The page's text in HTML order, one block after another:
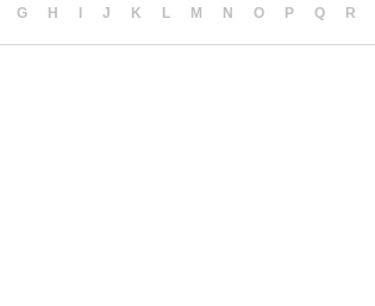
G H J K L M N O P Q R